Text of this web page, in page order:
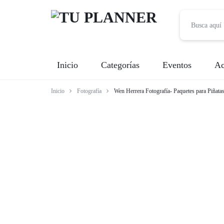
PLANNER
Inicio Categorías Eventos
Inicio Fotografía Wen Herrera Fotografía- Paquetes para Piñatas